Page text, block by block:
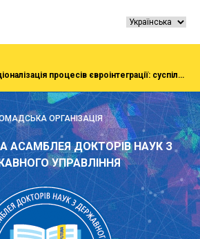
Конференція «Інституціоналізація процесів євроінтеграції: суспільство, економіка, адміністрування»
ОРГАНІЗАЦІЯ
АСАМБЛЕЯ ДОКТОРІВ НАУК З
УПРАВЛІННЯ